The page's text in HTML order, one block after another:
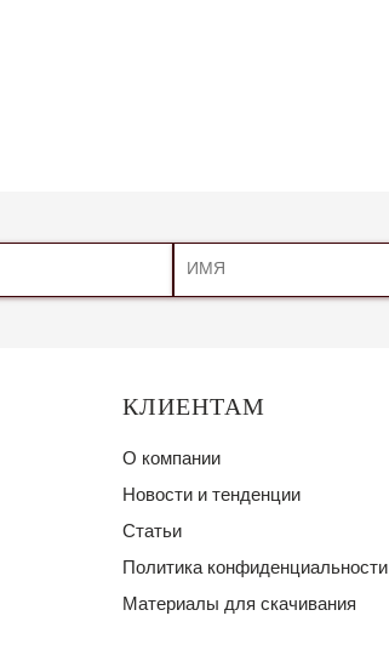
КЛИЕНТАМ
О компании
Новости и тенденции
Статьи
Политика конфиденциальности
Материалы для скачивания